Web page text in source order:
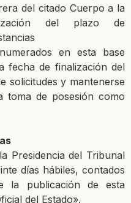
del citado Cuerpo a la
del plazo de
en esta base
fecha de finalización del
solicitudes y mantenerse
toma de posesión como
Presidencia del Tribunal
días hábiles, contados
la publicación de esta
del Estado».